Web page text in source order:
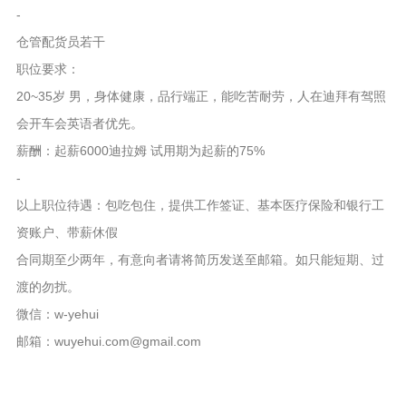
-
仓管配货员若干
职位要求：
20~35岁 男，身体健康，品行端正，能吃苦耐劳，人在迪拜有驾照
会开车会英语者优先。
薪酬：起薪6000迪拉姆 试用期为起薪的75%
-
以上职位待遇：包吃包住，提供工作签证、基本医疗保险和银行工
资账户、带薪休假
合同期至少两年，有意向者请将简历发送至邮箱。如只能短期、过
渡的勿扰。
微信：w-yehui
邮箱：wuyehui.com@gmail.com